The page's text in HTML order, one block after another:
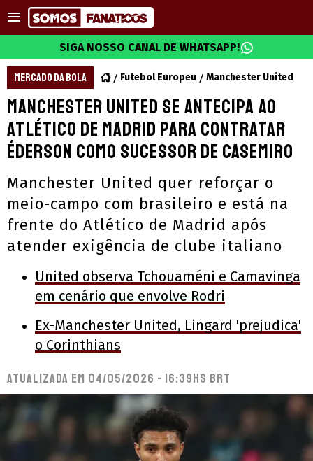
SIGA NOSSO CANAL DE WHATSAPP!
MERCADO DA BOLA Futebol Europeu Manchester United
Manchester United se antecipa ao
Atlético de Madrid para contratar
Éderson como sucessor de Casemiro
Manchester United quer reforçar o
meio-campo com brasileiro e está na
frente do Atlético de Madrid após
atender exigência de clube italiano
United observa Tchouaméni e Camavinga
em cenário que envolve Rodri
Ex-Manchester United, Lingard 'prejudica'
o Corinthians
Atualizada em 04/05/2026 - 16:39hs BRT